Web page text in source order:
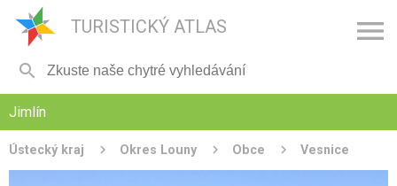
TURISTICKÝ ATLAS 

Jimlín
Ústecký kraj Okres Louny Obce Vesnice